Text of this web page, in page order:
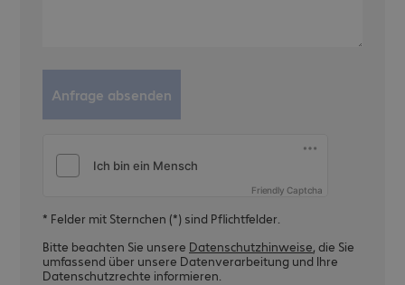
Friendly Captcha
* Felder mit Sternchen (*) sind Pflichtfelder.
Bitte beachten Sie unsere Datenschutzhinweise, die Sie
umfassend über unsere Datenverarbeitung und Ihre
Datenschutzrechte informieren.